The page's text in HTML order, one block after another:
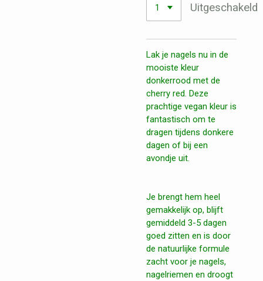
Uitgeschakeld
Lak je nagels nu in de
mooiste kleur
donkerrood met de
cherry red. Deze
prachtige vegan kleur is
fantastisch om te
dragen tijdens donkere
dagen of bij een
avondje uit.
Je brengt hem heel
gemakkelijk op, blijft
gemiddeld 3-5 dagen
goed zitten en is door
de natuurlijke formule
zacht voor je nagels,
nagelriemen en droogt